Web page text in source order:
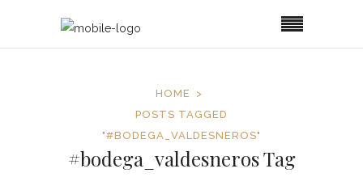
HOME
POSTS TAGGED
"#BODEGA_VALDESNEROS"
#bodega_valdesneros Tag